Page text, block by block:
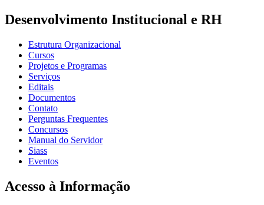
Desenvolvimento Institucional e RH
Estrutura Organizacional
Cursos
Projetos e Programas
Serviços
Editais
Documentos
Contato
Perguntas Frequentes
Concursos
Manual do Servidor
Siass
Eventos
Acesso à Informação